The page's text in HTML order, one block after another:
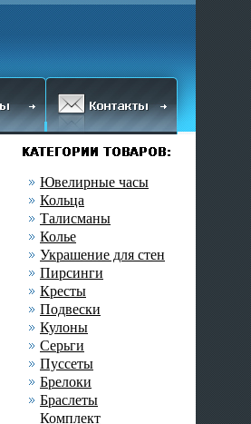
Ювелирные часы
Кольца
Талисманы
Колье
Украшение для стен
Пирсинги
Кресты
Подвески
Кулоны
Серьги
Пуссеты
Брелоки
Браслеты
Комплект